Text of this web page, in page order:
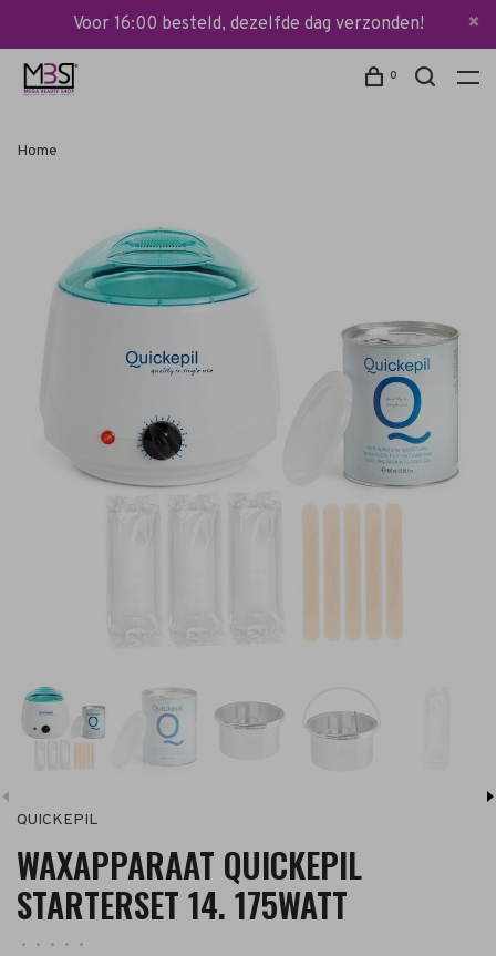
Voor 16:00 besteld, dezelfde dag verzonden!
0
Home
QUICKEPIL
WAXAPPARAAT QUICKEPIL
STARTERSET 14. 175WATT
• • • •
•